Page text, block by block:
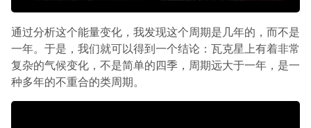
通过分析这个能量变化，我发现这个周期是几年的，而不是
一年。于是，我们就可以得到一个结论：瓦克星上有着非常
复杂的气候变化，不是简单的四季，周期远大于一年，是一
种多年的不重合的类周期。